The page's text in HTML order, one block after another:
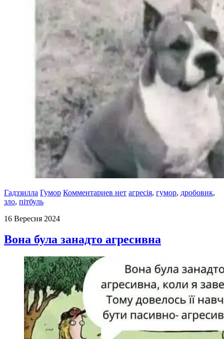
Гадззилла Гумор Комментариев нет агресія, гумор, дробовик,
зло, пітбуль
16 Вересня 2024
Вона була занадто агресивна